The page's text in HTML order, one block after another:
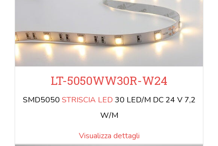
LT-5050WW30R-W24
SMD5050 STRISCIA LED 30 LED/M DC 24 V 7,2
W/M
Visualizza dettagli